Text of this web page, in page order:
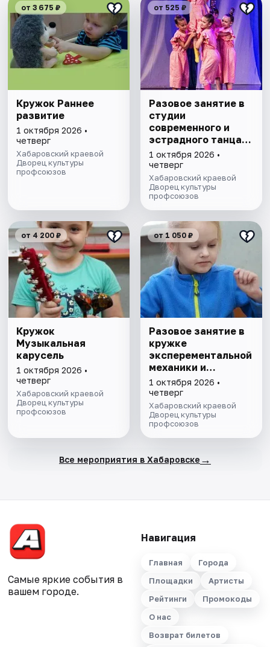
от 3 675 ₽
Кружок Раннее
развитие
1 октября 2026 •
четверг
Хабаровский краевой
Дворец культуры
профсоюзов
от 525 ₽
Разовое занятие в
студии
современного и
эстрадного танца
Экман
1 октября 2026 •
четверг
Хабаровский краевой
Дворец культуры
профсоюзов
от 4 200 ₽
Кружок
Музыкальная
карусель
1 октября 2026 •
четверг
Хабаровский краевой
Дворец культуры
профсоюзов
от 1 050 ₽
Разовое занятие в
кружке
эксперементальной
механики и
робототехники
Шестеренка
детского центра
Школа Радость
1 октября 2026 •
четверг
Хабаровский краевой
Дворец культуры
профсоюзов
Все мероприятия в Хабаровске →
Самые яркие события в
вашем городе.
Навигация
Главная
Города
Площадки
Артисты
Рейтинги
Промокоды
О нас
Возврат билетов